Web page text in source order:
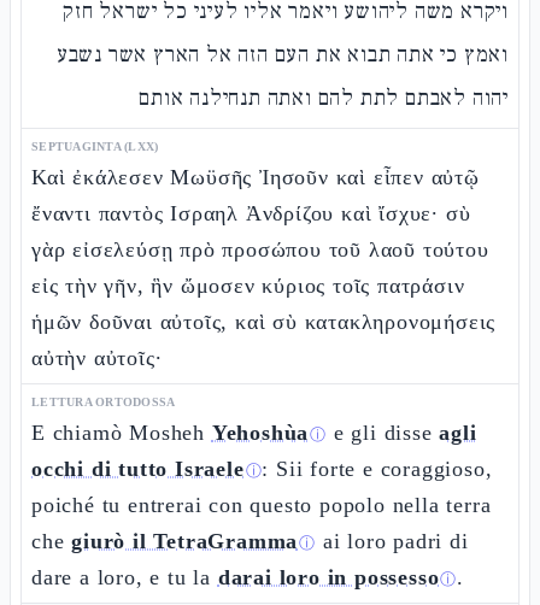
ויקרא משה ליהושע ויאמר אליו לעיני כל ישראל חזק
ואמץ כי אתה תבוא את העם הזה אל הארץ אשר נשבע
יהוה לאבתם לתת להם ואתה תנחילנה אותם
SEPTUAGINTA (LXX)
Καὶ ἐκάλεσεν Μωϋσῆς Ἰησοῦν καὶ εἶπεν αὐτῷ
ἔναντι παντὸς Ισραηλ Ἀνδρίζου καὶ ἴσχυε· σὺ
γὰρ εἰσελεύσῃ πρὸ προσώπου τοῦ λαοῦ τούτου
εἰς τὴν γῆν, ἣν ὤμοσεν κύριος τοῖς πατράσιν
ἡμῶν δοῦναι αὐτοῖς, καὶ σὺ κατακληρονομήσεις
αὐτὴν αὐτοῖς·
LETTURA ORTODOSSA
E chiamò Mosheh Yehoshùaⓘ e gli disseagli
occhi di tutto Israeleⓘ: Sii forte e coraggioso,
poiché tu entrerai con questo popolo nella terra
chegiurò il TetraGrammaⓘ ai loro padri di
dare a loro, e tu la darai loro in possessoⓘ.